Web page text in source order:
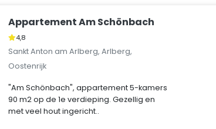
Appartement Am Schönbach
4,8
Sankt Anton am Arlberg, Arlberg,
Oostenrijk
"Am Schönbach", appartement 5-kamers
90 m2 op de 1e verdieping. Gezellig en
met veel hout ingericht..